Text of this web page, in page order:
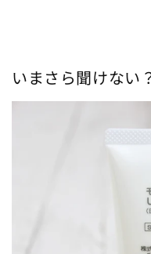
いまさら聞けない